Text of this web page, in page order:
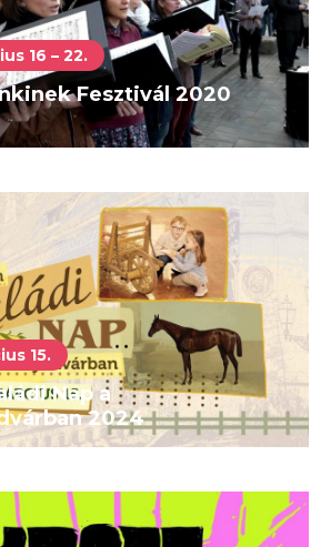
16 – 22.
Fesztivál 2020
15.
Nap a
2024